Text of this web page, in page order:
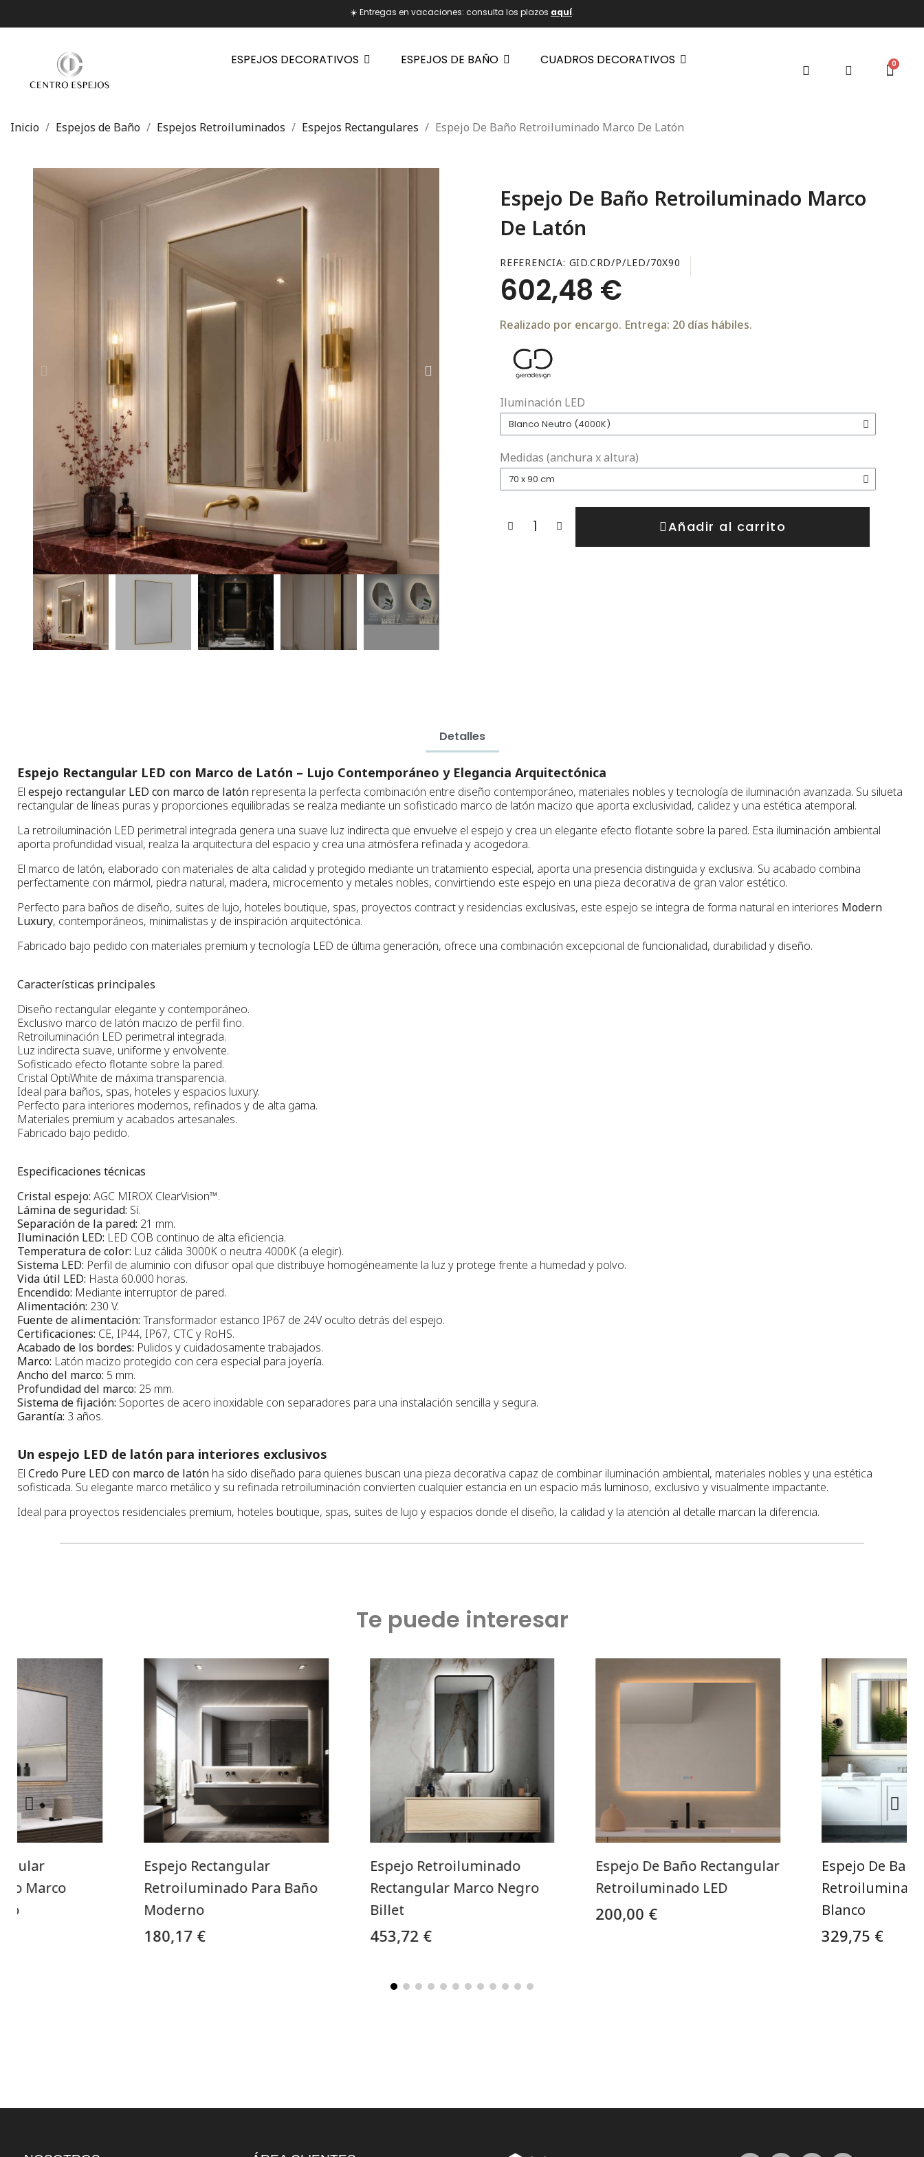
☀️ Entregas en vacaciones: consulta los plazos aquí.
ESPEJOS DECORATIVOS ESPEJOS DE BAÑO CUADROS DECORATIVOS
Inicio Espejos de Baño Espejos Retroiluminados Espejos Rectangulares Espejo De Baño Retroiluminado Marco De Latón
Espejo De Baño Retroiluminado Marco
De Latón
REFERENCIA GID.CRD/P/LED/70X90
602,48 €
Realizado por encargo. Entrega: 20 días hábiles.
Iluminación LED
Medidas (anchura x altura)
Añadir al carrito
Detalles
Espejo Rectangular LED con Marco de Latón – Lujo Contemporáneo y Elegancia Arquitectónica
El espejo rectangular LED con marco de latón representa la perfecta combinación entre diseño contemporáneo, materiales nobles y tecnología de iluminación avanzada. Su silueta
rectangular de líneas puras y proporciones equilibradas se realza mediante un sofisticado marco de latón macizo que aporta exclusividad, calidez y una estética atemporal.
La retroiluminación LED perimetral integrada genera una suave luz indirecta que envuelve el espejo y crea un elegante efecto flotante sobre la pared. Esta iluminación ambiental
aporta profundidad visual, realza la arquitectura del espacio y crea una atmósfera refinada y acogedora.
El marco de latón, elaborado con materiales de alta calidad y protegido mediante un tratamiento especial, aporta una presencia distinguida y exclusiva. Su acabado combina
perfectamente con mármol, piedra natural, madera, microcemento y metales nobles, convirtiendo este espejo en una pieza decorativa de gran valor estético.
Perfecto para baños de diseño, suites de lujo, hoteles boutique, spas, proyectos contract y residencias exclusivas, este espejo se integra de forma natural en interiores Modern
Luxury, contemporáneos, minimalistas y de inspiración arquitectónica.
Fabricado bajo pedido con materiales premium y tecnología LED de última generación, ofrece una combinación excepcional de funcionalidad, durabilidad y diseño.
Características principales
Diseño rectangular elegante y contemporáneo.
Exclusivo marco de latón macizo de perfil fino.
Retroiluminación LED perimetral integrada.
Luz indirecta suave, uniforme y envolvente.
Sofisticado efecto flotante sobre la pared.
Cristal OptiWhite de máxima transparencia.
Ideal para baños, spas, hoteles y espacios luxury.
Perfecto para interiores modernos, refinados y de alta gama.
Materiales premium y acabados artesanales.
Fabricado bajo pedido.
Especificaciones técnicas
Cristal espejo: AGC MIROX ClearVision™.
Lámina de seguridad: Sí.
Separación de la pared: 21 mm.
Iluminación LED: LED COB continuo de alta eficiencia.
Temperatura de color: Luz cálida 3000K o neutra 4000K (a elegir).
Sistema LED: Perfil de aluminio con difusor opal que distribuye homogéneamente la luz y protege frente a humedad y polvo.
Vida útil LED: Hasta 60.000 horas.
Encendido: Mediante interruptor de pared.
Alimentación: 230 V.
Fuente de alimentación: Transformador estanco IP67 de 24V oculto detrás del espejo.
Certificaciones: CE, IP44, IP67, CTC y RoHS.
Acabado de los bordes: Pulidos y cuidadosamente trabajados.
Marco: Latón macizo protegido con cera especial para joyería.
Ancho del marco: 5 mm.
Profundidad del marco: 25 mm.
Sistema de fijación: Soportes de acero inoxidable con separadores para una instalación sencilla y segura.
Garantía: 3 años.
Un espejo LED de latón para interiores exclusivos
El Credo Pure LED con marco de latón ha sido diseñado para quienes buscan una pieza decorativa capaz de combinar iluminación ambiental, materiales nobles y una estética
sofisticada. Su elegante marco metálico y su refinada retroiluminación convierten cualquier estancia en un espacio más luminoso, exclusivo y visualmente impactante.
Ideal para proyectos residenciales premium, hoteles boutique, spas, suites de lujo y espacios donde el diseño, la calidad y la atención al detalle marcan la diferencia.
Te puede interesar
Marco
Espejo Rectangular
Retroiluminado Para Baño
Moderno
180,17 €
Espejo Retroiluminado
Rectangular Marco Negro
Billet
453,72 €
Espejo De Baño Rectangular
Retroiluminado LED
200,00 €
Espejo De Baño
Blanco
329,75 €